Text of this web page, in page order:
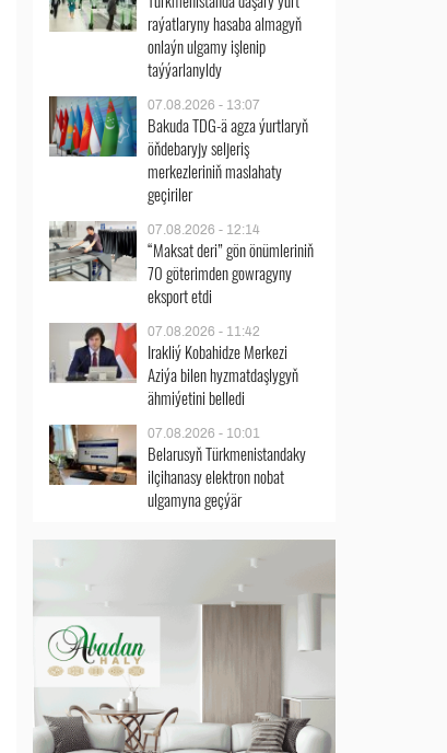
raýatlaryny hasaba almagyň
onlaýn ulgamy işlenip
taýýarlanyldy
07.08.2026 - 13:07
Bakuda TDG-ä agza ýurtlaryň
öňdebaryjy seljeriş
merkezleriniň maslahaty
geçiriler
07.08.2026 - 12:14
“Maksat deri” gön önümleriniň
70 göterimden gowragyny
eksport etdi
07.08.2026 - 11:42
Irakliý Kobahidze Merkezi
Aziýa bilen hyzmatdaşlygyň
ähmiýetini belledi
07.08.2026 - 10:01
Belarusyň Türkmenistandaky
ilçihanasy elektron nobat
ulgamyna geçýär